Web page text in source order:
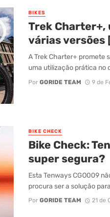
BIKES
Trek Charter+,
várias versões
A Trek Charter+ promete
uma utilização prática no
Por GORIDE TEAM 9 de
BIKE CHECK
Bike Check:
super segura?
Esta Tenways CGO009
procura ser a solução
Por GORIDE TEAM 21 de